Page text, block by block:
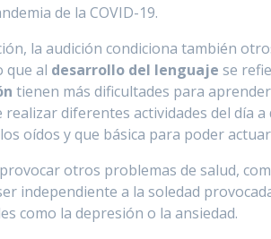
de la COVID-19.
la audición condiciona también
que al desarrollo del lenguaje se
tienen más dificultades para
diferentes actividades del día a
oídos y que básica para poder
otros problemas de salud,
independiente a la soledad
como la depresión o la ansiedad.